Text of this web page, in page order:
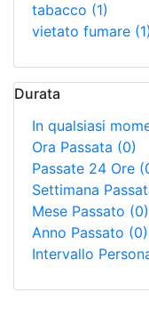
tabacco (1)
vietato fumare (1)
Durata
In qualsiasi
Ora Passata (0)
Passate 24 Ore
Settimana
Mese Passato (0)
Anno Passato (0)
Intervallo